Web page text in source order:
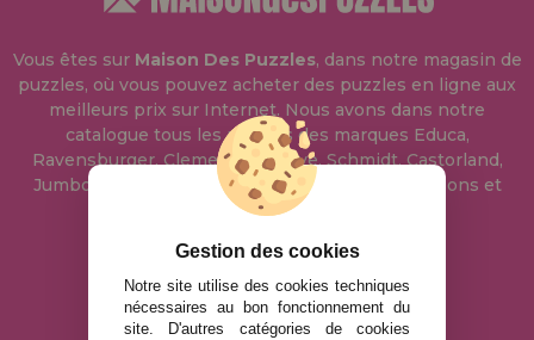
Vous êtes sur Maison Des Puzzles, dans notre magasin de
puzzles, où vous pouvez acheter des puzzles en ligne aux
meilleurs prix sur Internet. Nous avons dans notre
catalogue tous les puzzles des marques Educa,
Ravensburger, Clementoni, Heye, Schmidt, Castorland,
Jumbo, Trefl, Piatnik, Anatolian, Art Puzzle, Gibsons et
bien d'autres.
info@maisondespuzzles.fr
Gestion des cookies
Notre site utilise des cookies techniques
nécessaires au bon fonctionnement du
site. D'autres catégories de cookies